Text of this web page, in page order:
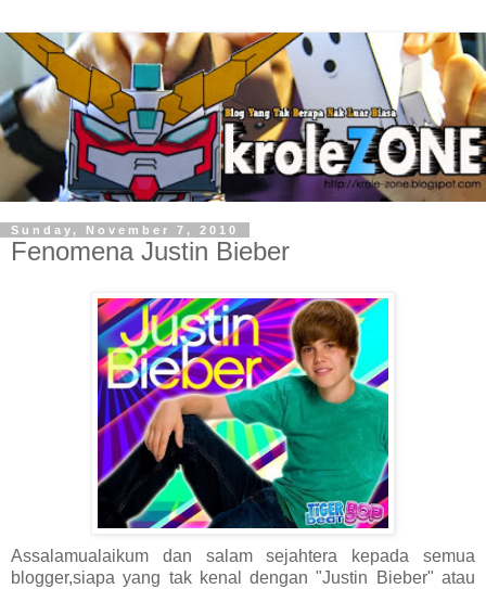
Sunday, November 7, 2010
Fenomena Justin Bieber
Assalamualaikum dan salam sejahtera kepada semua
blogger,siapa yang tak kenal dengan "Justin Bieber" atau